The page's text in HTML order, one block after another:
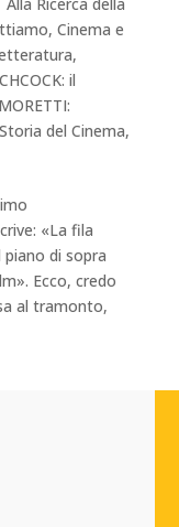
, Cinema e
,
il
Storia del Cinema,
«La fila
di sopra
Ecco, credo
al tramonto,